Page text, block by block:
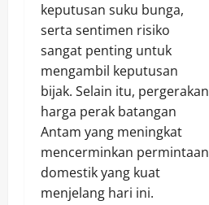
keputusan suku bunga,
serta sentimen risiko
sangat penting untuk
mengambil keputusan
bijak. Selain itu, pergerakan
harga perak batangan
Antam yang meningkat
mencerminkan permintaan
domestik yang kuat
menjelang hari ini.